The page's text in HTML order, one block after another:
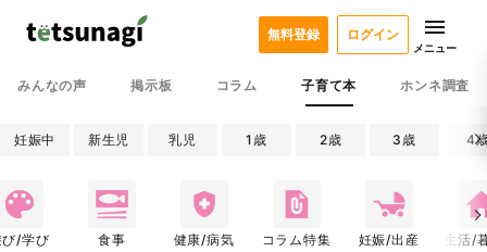
みんなの声 掲示板 コラム 子育て本 ホンネ調査
無料登録 ログイン
メニュー
妊娠中 新生児 乳児 1歳 2歳 3歳 4
び/学び 食事 健康/病気 コラム特集 妊娠/出産 生活/